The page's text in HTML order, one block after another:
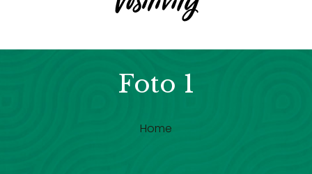
Foto 1
Home